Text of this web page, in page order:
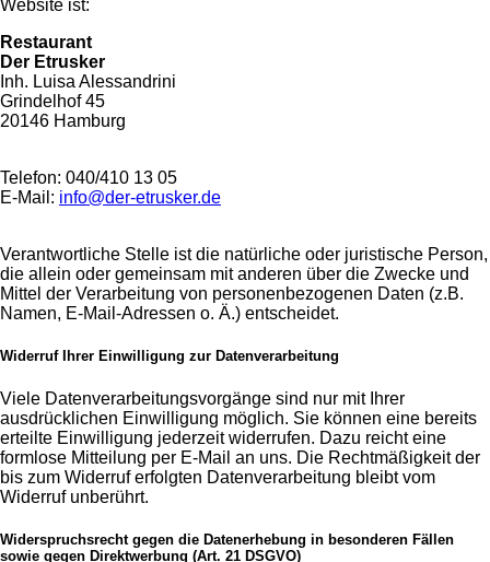
Website ist:
Restaurant
Der Etrusker
Inh. Luisa Alessandrini
Grindelhof 45
20146 Hamburg
Telefon: 040/410 13 05
E-Mail: info@der-etrusker.de
Verantwortliche Stelle ist die natürliche oder juristische Person,
die allein oder gemeinsam mit anderen über die Zwecke und
Mittel der Verarbeitung von personenbezogenen Daten (z.B.
Namen, E-Mail-Adressen o. Ä.) entscheidet.
Widerruf Ihrer Einwilligung zur Datenverarbeitung
Viele Datenverarbeitungsvorgänge sind nur mit Ihrer
ausdrücklichen Einwilligung möglich. Sie können eine bereits
erteilte Einwilligung jederzeit widerrufen. Dazu reicht eine
formlose Mitteilung per E-Mail an uns. Die Rechtmäßigkeit der
bis zum Widerruf erfolgten Datenverarbeitung bleibt vom
Widerruf unberührt.
Widerspruchsrecht gegen die Datenerhebung in besonderen Fällen
sowie gegen Direktwerbung (Art. 21 DSGVO)